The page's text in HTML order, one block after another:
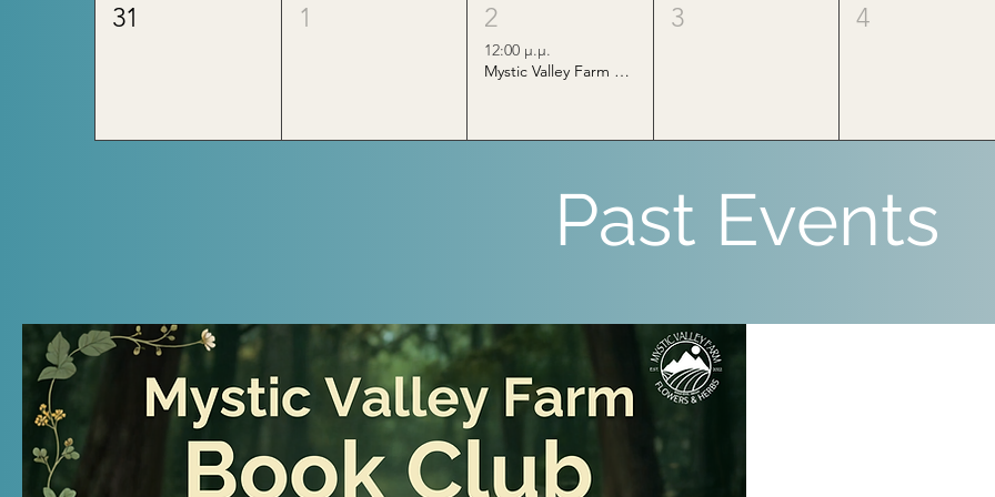
31 1 2
12:00 μ.μ.
Mystic Valley Farm Book Club
3 4
Past Events